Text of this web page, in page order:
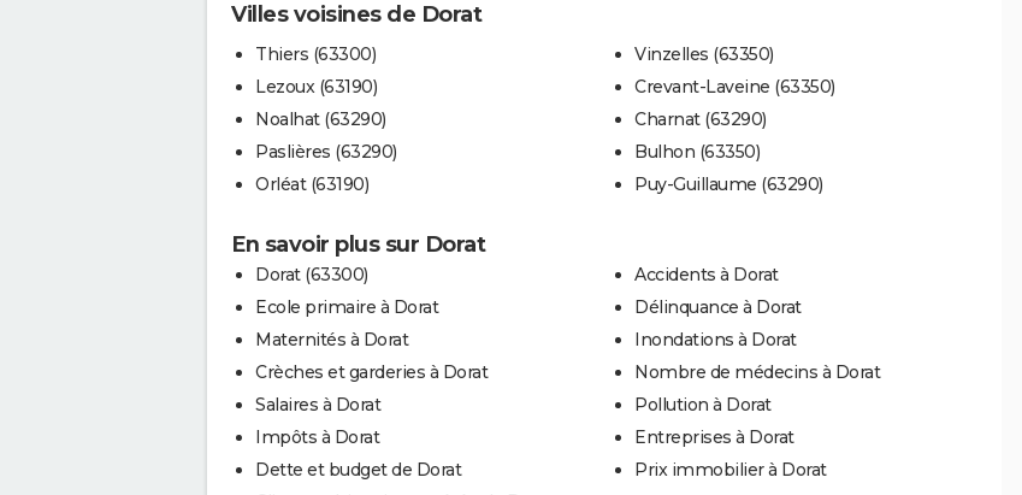
Villes voisines de Dorat
Thiers (63300)
Lezoux (63190)
Noalhat (63290)
Paslières (63290)
Orléat (63190)
Vinzelles (63350)
Crevant-Laveine (63350)
Charnat (63290)
Bulhon (63350)
Puy-Guillaume (63290)
En savoir plus sur Dorat
Dorat (63300)
Ecole primaire à Dorat
Maternités à Dorat
Crèches et garderies à Dorat
Salaires à Dorat
Impôts à Dorat
Dette et budget de Dorat
Accidents à Dorat
Délinquance à Dorat
Inondations à Dorat
Nombre de médecins à Dorat
Pollution à Dorat
Entreprises à Dorat
Prix immobilier à Dorat